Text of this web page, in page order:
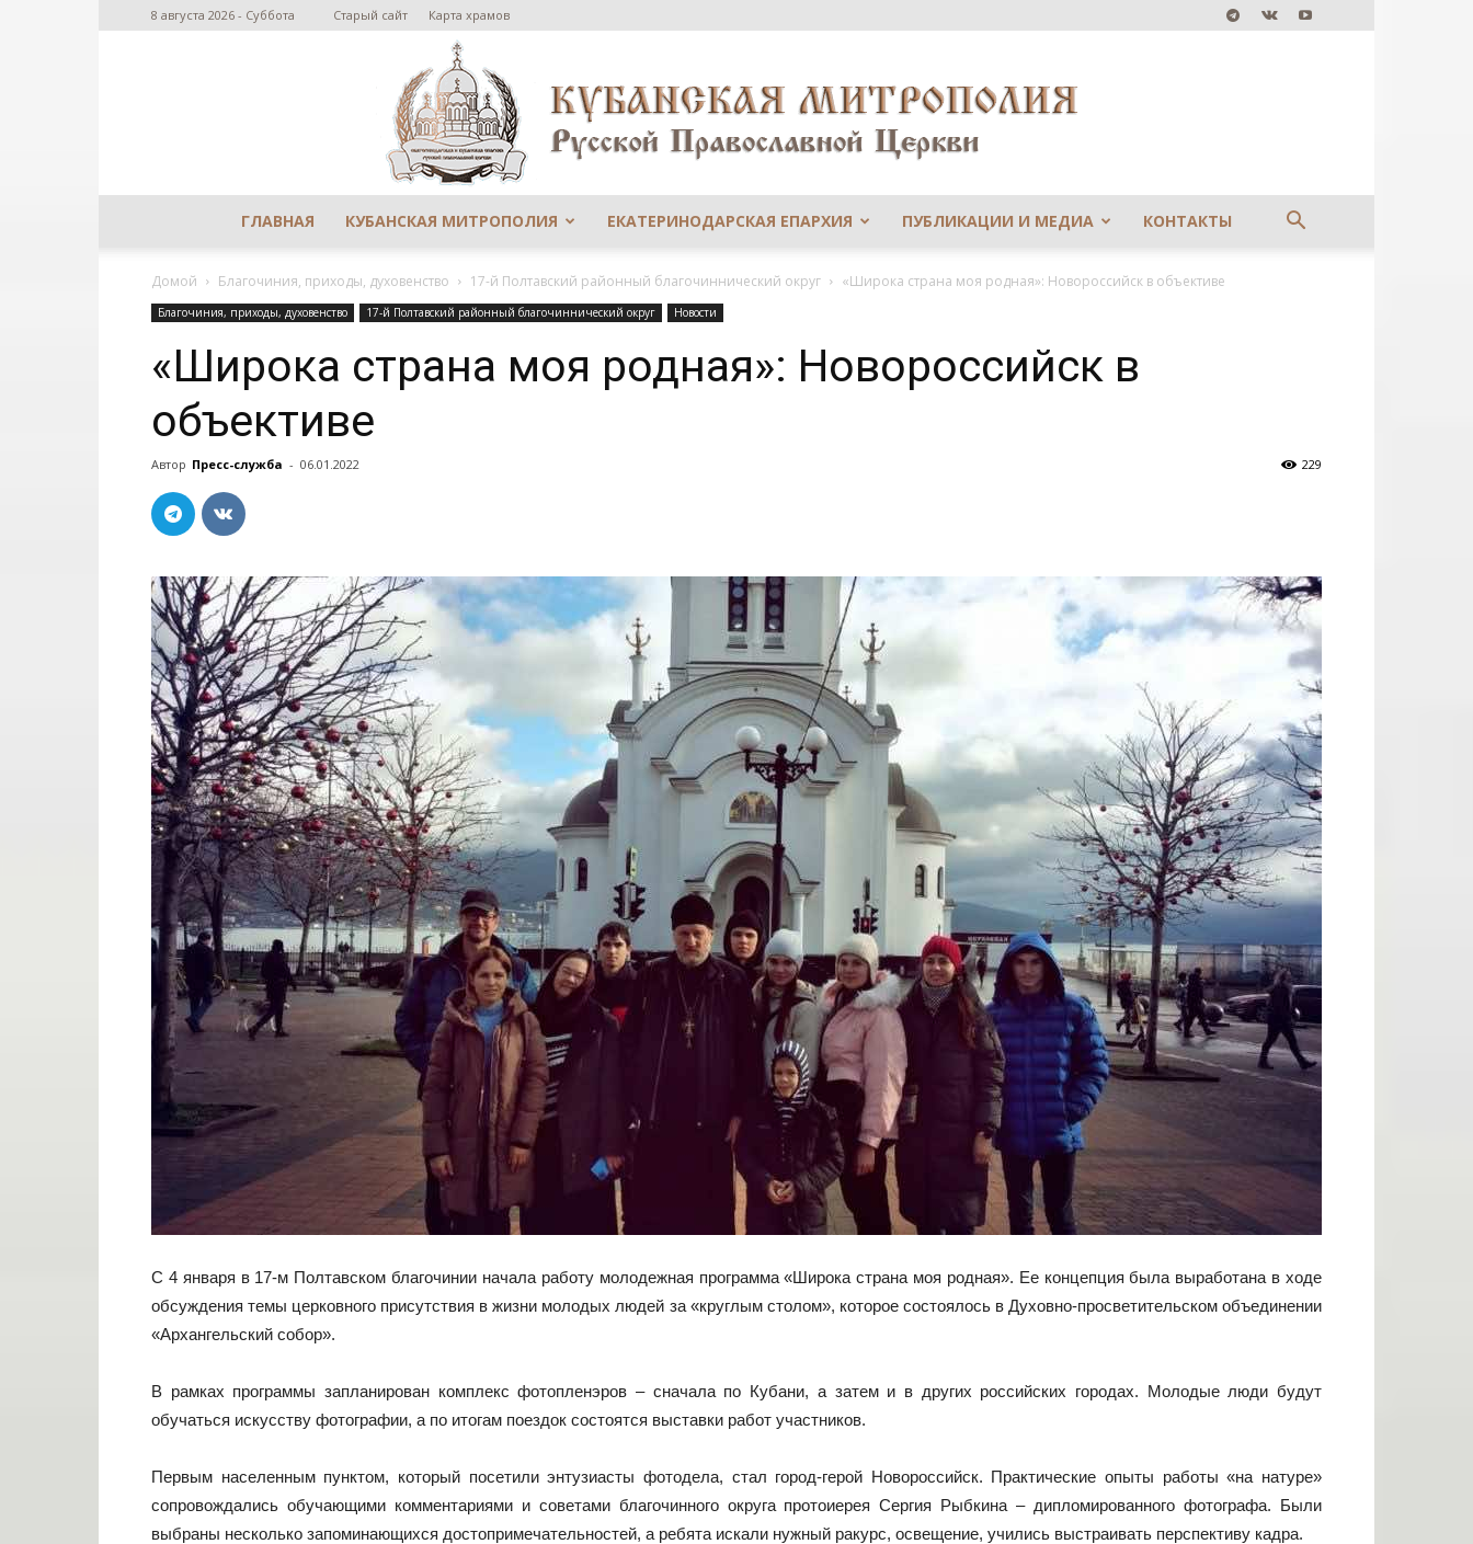
8 августа 2026 - Суббота Старый сайт Карта храмов
Кубанской
епархии
ГЛАВНАЯ КУБАНСКАЯ МИТРОПОЛИЯ ЕКАТЕРИНОДАРСКАЯ ЕПАРХИЯ ПУБЛИКАЦИИ И МЕДИА КОНТАКТЫ
Домой Благочиния, приходы, духовенство 17-й Полтавский районный благочиннический округ «Широка страна моя родная»: Новороссийск в объективе
Благочиния, приходы, духовенство 17-й Полтавский районный благочиннический округ Новости
«Широка страна моя родная»: Новороссийск в
объективе
Автор Пресс-служба - 06.01.2022 229
С 4 января в 17-м Полтавском благочинии начала работу молодежная программа «Широка страна моя родная». Ее концепция была выработана в ходе
обсуждения темы церковного присутствия в жизни молодых людей за «круглым столом», которое состоялось в Духовно-просветительском объединении
«Архангельский собор».
В рамках программы запланирован комплекс фотопленэров – сначала по Кубани, а затем и в других российских городах. Молодые люди будут
обучаться искусству фотографии, а по итогам поездок состоятся выставки работ участников.
Первым населенным пунктом, который посетили энтузиасты фотодела, стал город-герой Новороссийск. Практические опыты работы «на натуре»
сопровождались обучающими комментариями и советами благочинного округа протоиерея Сергия Рыбкина – дипломированного фотографа. Были
выбраны несколько запоминающихся достопримечательностей, а ребята искали нужный ракурс, освещение, учились выстраивать перспективу кадра.